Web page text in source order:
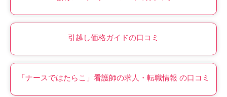
引越し価格ガイドの口コミ
「ナースではたらこ」看護師の求人・転職情報 の口コミ